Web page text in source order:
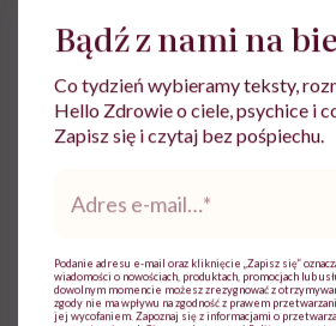
Ewa
Dziennikarka,
międzyczasie lubi
Zobacz profil
Bądź z nami na
Co tydzień wybieramy teksty,
Hello Zdrowie o ciele, psychice i
Zapisz się i czytaj bez pośpiechu.
*
Podanie adresu e-mail oraz kliknięcie „Zapisz się”
wiadomości o nowościach, produktach, promocjach lub
dowolnym momencie możesz zrezygnować z
zgody nie ma wpływu na zgodność z prawem
jej wycofaniem. Zapoznaj się z informacjami o